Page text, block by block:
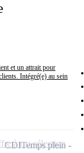
et un attrait pour
Intégré(e) au sein
CDITemps plein
à ma sélection